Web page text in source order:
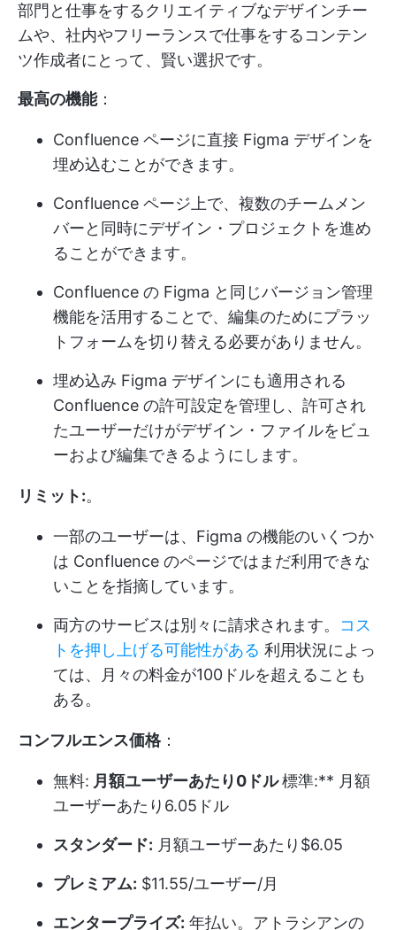
部門と仕事をするクリエイティブなデザインチー
ムや、社内やフリーランスで仕事をするコンテン
ツ作成者にとって、賢い選択です。
最高の機能：
Confluence ページに直接 Figma デザインを
埋め込むことができます。
Confluence ページ上で、複数のチームメン
バーと同時にデザイン・プロジェクトを進め
ることができます。
Confluence の Figma と同じバージョン管理
機能を活用することで、編集のためにプラッ
トフォームを切り替える必要がありません。
埋め込み Figma デザインにも適用される
Confluence の許可設定を管理し、許可され
たユーザーだけがデザイン・ファイルをビュ
ーおよび編集できるようにします。
リミット:。
一部のユーザーは、Figma の機能のいくつか
は Confluence のページではまだ利用できな
いことを指摘しています。
両方のサービスは別々に請求されます。 コス
トを押し上げる可能性がある 利用状況によっ
ては、月々の料金が100ドルを超えることも
ある。
コンフルエンス価格：
無料: 月額ユーザーあたり0ドル標準:** 月額
ユーザーあたり6.05ドル
スタンダード: 月額ユーザーあたり$6.05
プレミアム: $11.55/ユーザー/月
エンタープライズ: 年払い。アトラシアンの